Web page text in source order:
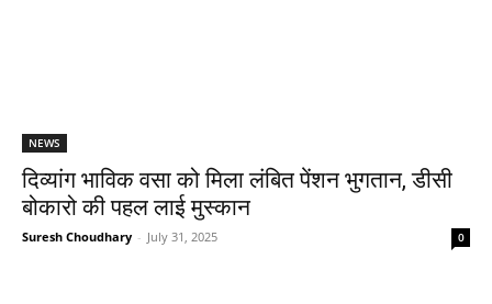
NEWS
दिव्यांग भाविक वसा को मिला लंबित पेंशन भुगतान, डीसी
बोकारो की पहल लाई मुस्कान
Suresh Choudhary - July 31, 2025 0